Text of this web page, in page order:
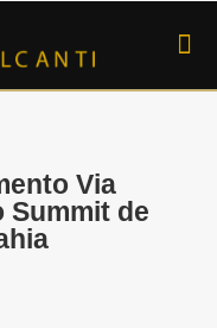
Via
Summit de